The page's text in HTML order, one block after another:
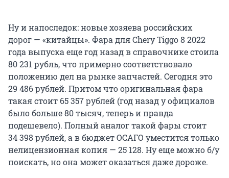
Ну и напоследок: новые хозяева российских
дорог — «китайцы». Фара для Chery Tiggo 8 2022
года выпуска еще год назад в справочнике стоила
80 231 рубль, что примерно соответствовало
положению дел на рынке запчастей. Сегодня это
29 486 рублей. Притом что оригинальная фара
такая стоит 65 357 рублей (год назад у официалов
было больше 80 тысяч, теперь и правда
подешевело). Полный аналог такой фары стоит
34 398 рублей, а в бюджет ОСАГО уместится только
нелицензионная копия — 25 128. Ну еще можно б/у
поискать, но она может оказаться даже дороже.